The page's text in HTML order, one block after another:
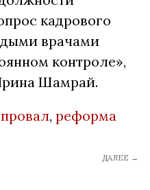
кадрового
врачами
контроле»,
Шамрай.
провал, реформа
ДАЛЕЕ →